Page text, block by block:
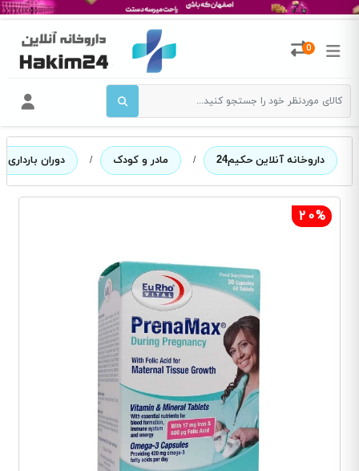
0
داروخانه آنلاین حکیم24 / مادر و کودک / دوران
20%